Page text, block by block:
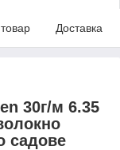
Доставка
30г/м 6.35
садове